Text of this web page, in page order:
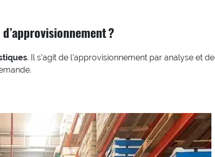
?
. Il s’agit de l’approvisionnement par analyse et de